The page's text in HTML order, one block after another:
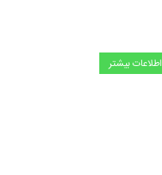
اطلاعات بیشتر